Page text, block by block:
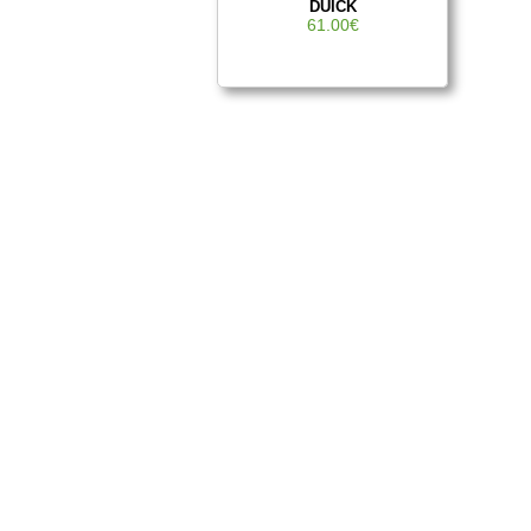
DUICK
61.00€